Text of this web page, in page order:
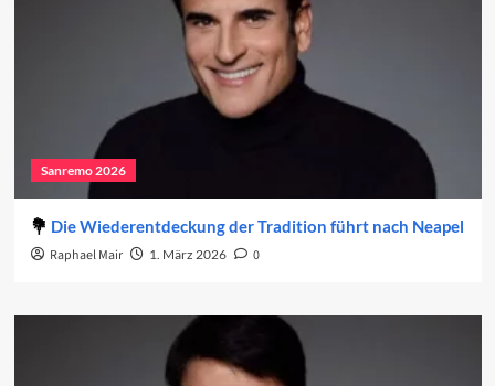
Sanremo 2026
Die Wiederentdeckung der Tradition führt nach Neapel
Raphael Mair 1. März 2026 0